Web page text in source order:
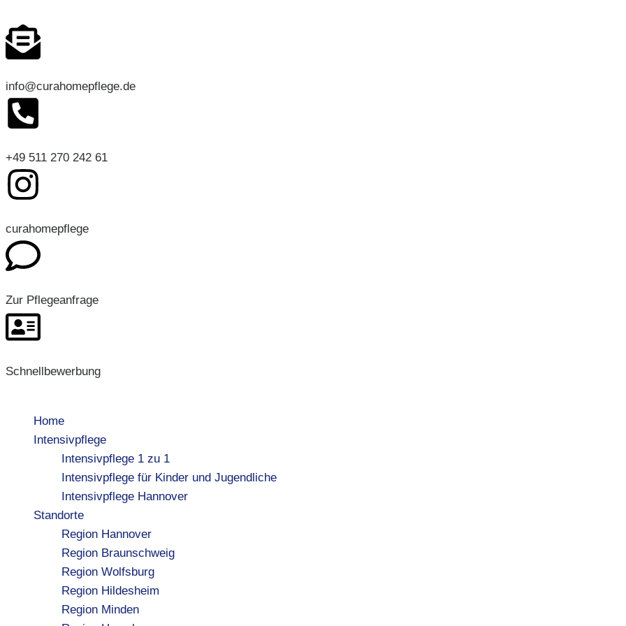
info@curahomepflege.de
+49 511 270 242 61
curahomepflege
Zur Pflegeanfrage
Schnellbewerbung
Home
Intensivpflege
Intensivpflege 1 zu 1
Intensivpflege für Kinder und Jugendliche
Intensivpflege Hannover
Standorte
Region Hannover
Region Braunschweig
Region Wolfsburg
Region Hildesheim
Region Minden